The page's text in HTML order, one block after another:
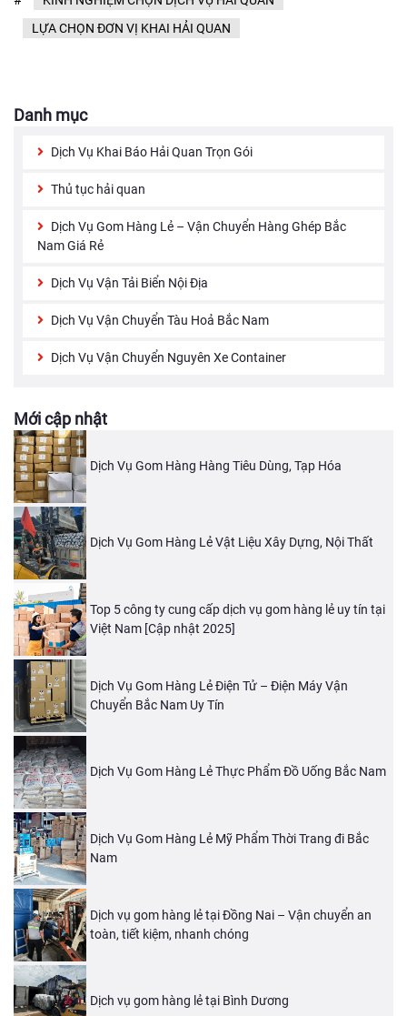
LỰA CHỌN ĐƠN VỊ KHAI HẢI QUAN
Danh mục
Dịch Vụ Khai Báo Hải Quan Trọn Gói
Thủ tục hải quan
Dịch Vụ Gom Hàng Lẻ – Vận Chuyển Hàng Ghép Bắc
Nam Giá Rẻ
Dịch Vụ Vận Tải Biển Nội Địa
Dịch Vụ Vận Chuyển Tàu Hoả Bắc Nam
Dịch Vụ Vận Chuyển Nguyên Xe Container
Mới cập nhật
Dịch Vụ Gom Hàng Hàng Tiêu Dùng, Tạp Hóa
Dịch Vụ Gom Hàng Lẻ Vật Liệu Xây Dựng, Nội Thất
Top 5 công ty cung cấp dịch vụ gom hàng lẻ uy tín tại
Việt Nam [Cập nhật 2025]
Dịch Vụ Gom Hàng Lẻ Điện Tử – Điện Máy Vận
Chuyển Bắc Nam Uy Tín
Dịch Vụ Gom Hàng Lẻ Thực Phẩm Đồ Uống Bắc Nam
Dịch Vụ Gom Hàng Lẻ Mỹ Phẩm Thời Trang đi Bắc
Nam
Dịch vụ gom hàng lẻ tại Đồng Nai – Vận chuyển an
toàn, tiết kiệm, nhanh chóng
Dịch vụ gom hàng lẻ tại Bình Dương